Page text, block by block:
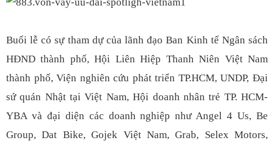
Buổi lễ có sự tham dự của lãnh đạo Ban Kinh tế Ngân sách
HĐND thành phố, Hội Liên Hiệp Thanh Niên Việt Nam
thành phố, Viện nghiên cứu phát triển TP.HCM, UNDP, Đại
sứ quán Nhật tại Việt Nam, Hội doanh nhân trẻ TP. HCM-
YBA và đại diện các doanh nghiệp như Angel 4 Us, Be
Group, Dat Bike, Gojek Việt Nam, Grab, Selex Motors,